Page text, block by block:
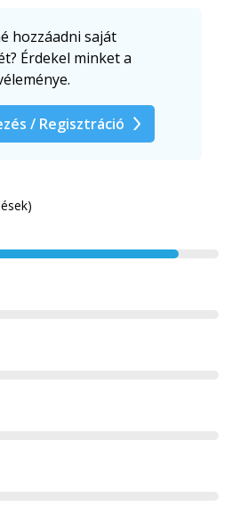
hozzáadni saját
Érdekel minket a
/ Regisztráció